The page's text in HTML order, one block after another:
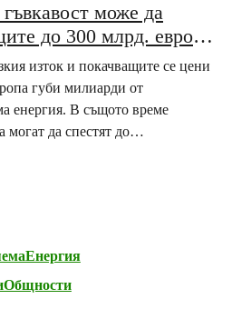
може да
до 300 млрд. евро
голям потенциал за
изток и покачващите се цени
губи милиарди от
енергия. В същото време
могат да спестят до…